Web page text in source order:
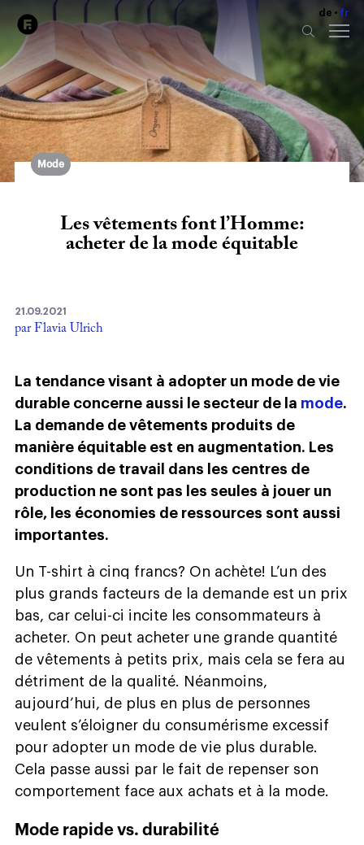
de fr
Mode
Les vêtements font l’Homme:
acheter de la mode équitable
21.09.2021
par Flavia Ulrich
La tendance visant à adopter un mode de vie
durable concerne aussi le secteur de la mode.
La demande de vêtements produits de
manière équitable est en augmentation. Les
conditions de travail dans les centres de
production ne sont pas les seules à jouer un
rôle, les économies de ressources sont aussi
importantes.
Un T-shirt à cinq francs? On achète! L’un des
plus grands facteurs de la demande est un prix
bas, car celui-ci incite les consommateurs à
acheter. On peut acheter une grande quantité
de vêtements à petits prix, mais cela se fera au
détriment de la qualité. Néanmoins,
aujourd’hui, de plus en plus de personnes
veulent s’éloigner du consumérisme excessif
pour adopter un mode de vie plus durable.
Cela passe aussi par le fait de repenser son
comportement face aux achats et à la mode.
Mode rapide vs. durabilité